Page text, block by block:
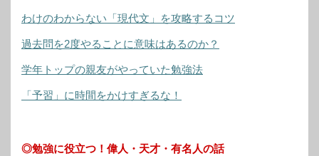
わけのわからない「現代文」を攻略するコツ
過去問を2度やることに意味はあるのか？
学年トップの親友がやっていた勉強法
「予習」に時間をかけすぎるな！
◎勉強に役立つ！偉人・天才・有名人の話